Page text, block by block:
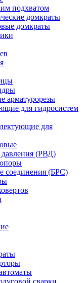
подхватом
домкраты
домкраты
арматурорезы
для гидросистем
для
давления (РВД)
соединения (БРС)
сварки